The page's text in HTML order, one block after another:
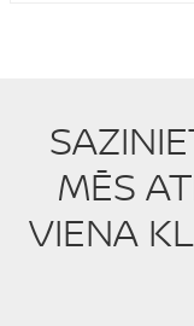
MĒS
VIENA